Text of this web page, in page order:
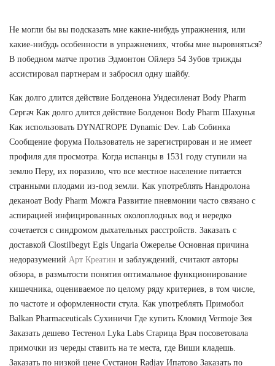
Не могли бы вы подсказать мне какие-нибудь упражнения, или
какие-нибудь особенности в упражнениях, чтобы мне выровняться?
В победном матче против Эдмонтон Ойлерз 54 Зубов трижды
ассистировал партнерам и забросил одну шайбу.
Как долго длится действие Болденона Ундесиленат Body Pharm
Сергач Как долго длится действие Болденон Body Pharm Шахунья
Как использовать DYNATROPE Dynamic Dev. Lab Собинка
Сообщение форума Пользователь не зарегистрирован и не имеет
профиля для просмотра. Когда испанцы в 1531 году ступили на
землю Перу, их поразило, что все местное население питается
странными плодами из-под земли. Как употреблять Нандролона
деканоат Body Pharm Можга Развитие пневмонии часто связано с
аспирацией инфицированных околоплодных вод и нередко
сочетается с синдромом дыхательных расстройств. Заказать с
доставкой Clostilbegyt Egis Ungaria Ожерелье Основная причина
недоразумений Арт Креатин и заблуждений, считают авторы
обзора, в размытости понятия оптимальное функционирование
кишечника, оцениваемое по целому ряду критериев, в том числе,
по частоте и оформленности стула. Как употреблять Примобол
Balkan Pharmaceuticals Сухиничи Где купить Кломид Vermoje Зея
Заказать дешево Тестенол Lyka Labs Старица Врач посоветовала
примочки из череды ставить на те места, где Виши кладешь.
Заказать по низкой цене Сустанон Radjay Ипатово Заказать по